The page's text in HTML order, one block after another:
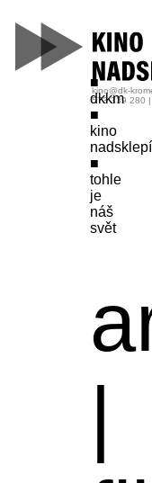
dkkm
kino
nadsklepí
tohle
je
náš
svět
|
kino@dk-
573 339 280 |